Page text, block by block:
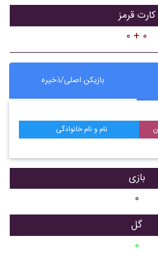
کارت قرمز
۰ + ۰
بازیکن اصلی/ذخیره
نام و نام خانوادگی
بازی
۰
گل
۰